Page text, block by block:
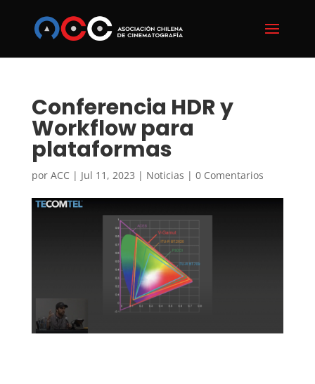
Conferencia HDR y
Workflow para
plataformas
por ACC | Jul 11, 2023 | Noticias | 0 Comentarios